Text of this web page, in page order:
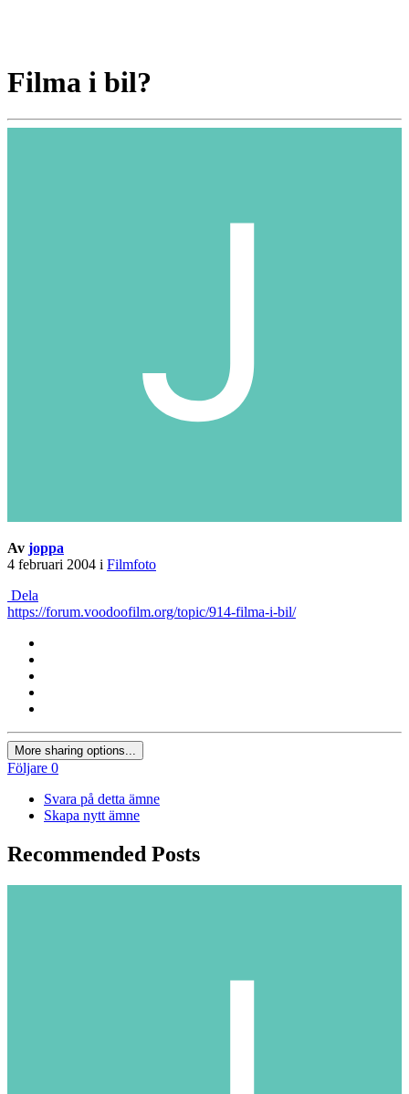
Filma i bil?
Av joppa
4 februari 2004 i Filmfoto
Dela
https://forum.voodoofilm.org/topic/914-filma-i-bil/
More sharing options...
Följare 0
Svara på detta ämne
Skapa nytt ämne
Recommended Posts